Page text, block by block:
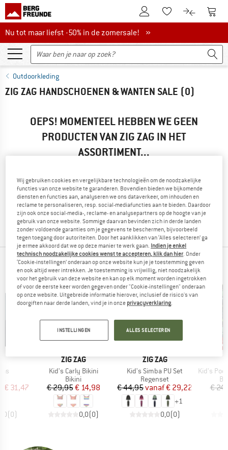
De klantenaccount
Naar deNaar de
Nu tot maar liefst -50% in de zomersale!
Nu tot maar liefst -50% in de zomersale! »
Outdoorkleding
ZIG ZAG HANDSCHOENEN & WANTEN SALE (0)
OEPS! MOMENTEEL HEBBEN WE GEEN
PRODUCTEN VAN ZIG ZAG IN HET
ASSORTIMENT...
vinden, kun je een van de volgende mogelijkheden
gebruiken:
» Ga terug naar de vorige paginaen probeer het met minder
filterwaarden.
ONZE BESTSELLERS VOOR JOU
prijs
€ 31,47
(0)
MERK
ZIG ZAG
Artikel
Kid's Carly Bikini
Productgroep
Bikini
Prijs
€ 29,95Verlaagde prijs
€ 14,98
0,0(0)
Korting
-50%
MERK
ZIG ZAG
Artikel
Kid's Simba PU Set
Productgroep
Regenset
Prijs
€ 44,95 Verlaagde prijs
vanaf€ 29,22
+1
0,0(0)
Korting
tot -35%
Artikel
Kid's
€
-
Wij gebruiken cookies en vergelijkbare technologieën om de noodzakelijke
functies van onze website te garanderen. Bovendien bieden we bijkomende
diensten en functies aan, analyseren we ons dataverkeer, om inhouden en
reclame te personaliseren, resp. social-mediafuncties aan te bieden. Daardoor
zijn ook onze social-media-, reclame- en analysepartners op de hoogte van je
gebruik van onze website. Sommige daarvan bevinden zich in derde landen
zonder voldoende garanties om je gegevens te beschermen, bijvoorbeeld
tegen toegang door autoriteiten. Door het aanklikken van ‘Alles selecteren’ ga
je ermee akkoord dat we op deze manier te werk gaan. Indien je enkel
technisch noodzakelijke cookies wenst te accepteren, klik dan hier. Onder
‘Cookie-instellingen’ onderaan op onze website kun je je toestemming geven
en ook altijd weer intrekken. Je toestemming is vrijwillig, niet noodzakelijk
voor het gebruik van deze website en kan op elk moment worden ingetrokken
of voor de eerste keer worden gegeven onder "Cookie-instellingen" onderaan
op onze website. Uitgebreide informatie hierover, inclusief de risico's van
doorgiften naar derde landen, vind je in onze privacyverklaring.
INSTELLINGEN ALLES SELECTEREN